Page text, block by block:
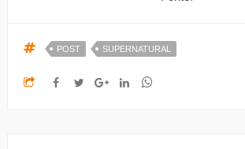
POST SUPERNATURAL